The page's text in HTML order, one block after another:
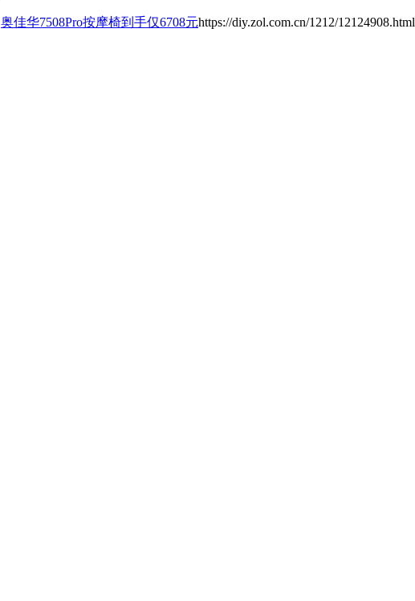
奥佳华7508Pro按摩椅到手仅6708元https://diy.zol.com.cn/1212/12124908.html